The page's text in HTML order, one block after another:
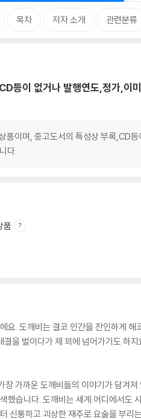
목차 저자 소개 관련분류
이 없거나 발행연도,정가,이
이며, 중고도서의 특성상 부록,CD
다.
품
요. 도깨비는 결코 인간을 잔인하게
을 벌이다가 제 꾀에 넘어가기도 하
장 가까운 도깨비들의 이야기가 담
했습니다. 도깨비는 세계 어디에서
신통하고 괴상한 재주로 요술을 부